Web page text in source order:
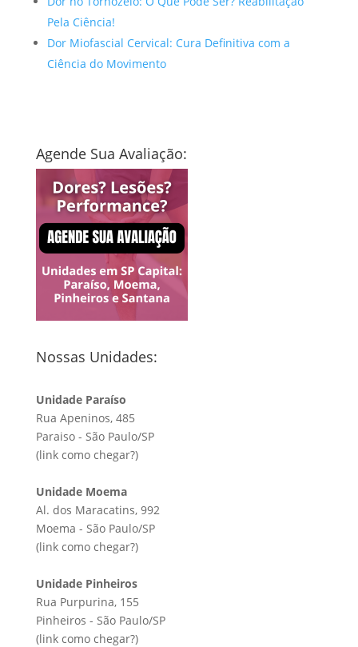
Pela Ciência!
Dor Miofascial Cervical: Cura Definitiva com a
Ciência do Movimento
Agende Sua Avaliação:
Nossas Unidades:
Unidade Paraíso
Rua Apeninos, 485
Paraiso - São Paulo/SP
(link como chegar?)
Unidade Moema
Al. dos Maracatins, 992
Moema - São Paulo/SP
(link como chegar?)
Unidade Pinheiros
Rua Purpurina, 155
Pinheiros - São Paulo/SP
(link como chegar?)